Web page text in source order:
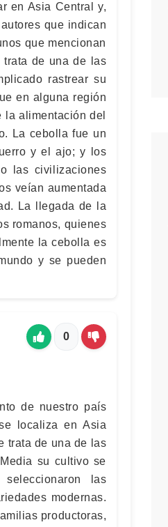
en Asia Central y,
que indican
que mencionan
trata de una de las
rastrear su
en alguna región
alimentación del
La cebolla fue un
y el ajo; y los
las civilizaciones
veían aumentada
La llegada de la
romanos, quienes
la cebolla es
y se pueden
0
de nuestro país
localiza en Asia
trata de una de las
su cultivo se
las
modernas.
productoras,